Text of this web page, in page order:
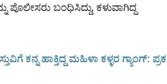
ಬಂಧಿಸಿದ್ದು, ಕಳುವಾಗಿದ್ದ
ಕನ್ನ ಹಾಕ್ತಿದ್ದ ಮಹಿಳಾ ಕಳ್ಳರ ಗ್ಯಾಂಗ್​​: